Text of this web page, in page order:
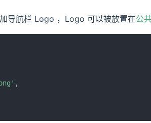
导航栏 Logo ，Logo 可以被放置在公
,